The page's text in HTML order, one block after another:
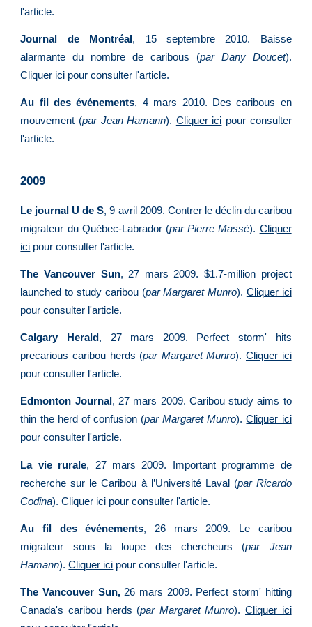
l'article.
Journal de Montréal , 15 septembre 2010. Baisse
alarmante du nombre de caribous (par Dany Doucet).
Cliquer ici pour consulter l'article.
Au fil des événements, 4 mars 2010. Des caribous en
mouvement (par Jean Hamann). Cliquer ici pour consulter
l'article.
2009
Le journal U de S, 9 avril 2009. Contrer le déclin du caribou
migrateur du Québec-Labrador (par Pierre Massé). Cliquer
ici pour consulter l'article.
The Vancouver Sun, 27 mars 2009. $1.7-million project
launched to study caribou (par Margaret Munro). Cliquer ici
pour consulter l'article.
Calgary Herald , 27 mars 2009. Perfect storm' hits
precarious caribou herds (par Margaret Munro). Cliquer ici
pour consulter l'article.
Edmonton Journal , 27 mars 2009. Caribou study aims to
thin the herd of confusion (par Margaret Munro).Cliquer ici
pour consulter l'article.
La vie rurale, 27 mars 2009. Important programme de
recherche sur le Caribou à l’Université Laval (par Ricardo
Codina).Cliquer ici pour consulter l'article.
Au fil des événements, 26 mars 2009. Le caribou
migrateur sous la loupe des chercheurs (par Jean
Hamann).Cliquer ici pour consulter l'article.
The Vancouver Sun,26 mars 2009. Perfect storm' hitting
Canada's caribou herds (par Margaret Munro). Cliquer ici